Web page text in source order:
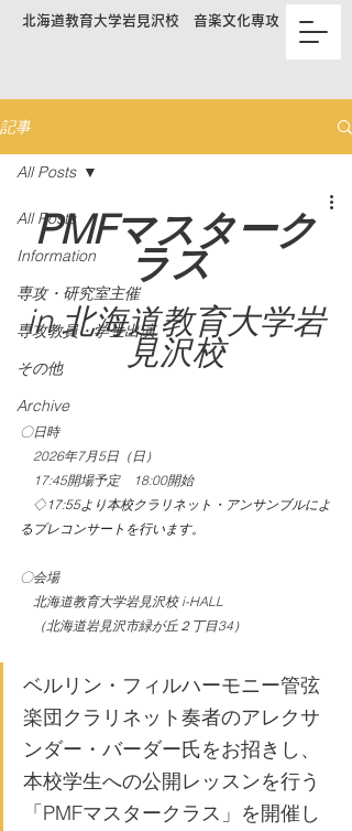
北海道教育大学岩見沢校 音楽文化専攻
記事
All Posts
Information
専攻・研究室主催
専攻教員・学生出演
その他
Archive
All Posts
PMFマスターク
ラス
in 北海道教育大学岩
見沢校
〇日時
2026年7月5日（日）
17:45開場予定　18:00開始
◇ 17:55より本校クラリネット・アンサンブルによ
るプレコンサートを行います。
〇会場
北海道教育大学岩見沢校 i-HALL
（北海道岩見沢市緑が丘２丁目34）
ベルリン・フィルハーモニー管弦
楽団クラリネット奏者のアレクサ
ンダー・バーダー氏をお招きし、
本校学生への公開レッスンを行う
「PMFマスタークラス」を開催し